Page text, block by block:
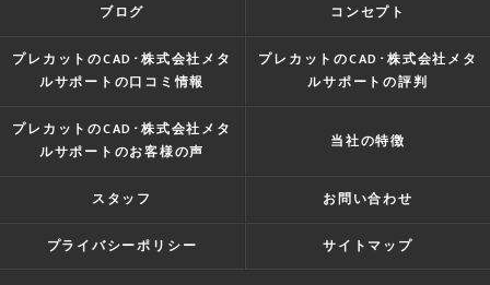
ブログ コンセプト
プレカットのCAD･株式会社メタ
ルサポートの口コミ情報
プレカットのCAD･株式会社メタ
ルサポートの評判
プレカットのCAD･株式会社メタ
ルサポートのお客様の声
当社の特徴
スタッフ お問い合わせ
プライバシーポリシー サイトマップ